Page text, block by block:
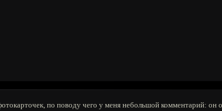
по поводу чего у меня небольшой комментарий: он